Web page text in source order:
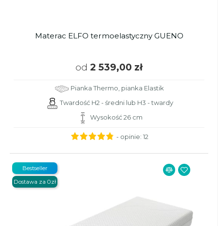
Materac ELFO termoelastyczny GUENO
od 2 539,00 zł
Pianka Thermo, pianka Elastik
Twardość H2 - średni lub H3 - twardy
Wysokość 26 cm
- opinie: 12
Bestseller
Dostawa za 0zł